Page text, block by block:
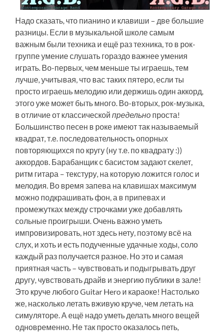
Надо сказать, что пианино и клавиши – две большие
разницы. Если в музыкальной школе самым
важным были техника и ещё раз техника, то в рок-
группе умение слушать гораздо важнее умения
играть. Во-первых, чем меньше ты играешь, тем
лучше, учитывая, что вас таких пятеро, если ты
просто играешь мелодию или держишь один аккорд,
этого уже может быть много. Во-вторых, рок-музыка,
в отличие от классическойпредельно проста!
Большинство песен в роке имеют так называемый
квадрат, т.е. последовательность опорных
повторяющихся по кругу (ну т.е. по квадрату :))
аккордов. Барабанщик с басистом задают скелет,
ритм гитара – текстуру, на которую ложится голос и
мелодия. Во время запева на клавишах максимум
можно подкрашивать фон, а в припевах и
промежутках между строчками уже добавлять
сольные проигрыши. Очень важно уметь
импровизировать, нот здесь нету, поэтому всё на
слух, и хоть и есть подученные удачные ходы, соло
каждый раз получается разное. Но это и самая
приятная часть – чувствовать и подыгрывать друг
другу, чувствовать драйв и энергию публики в зале!
Это круче любого Guitar Hero и караоке! Настолько
же, насколько летать вживую круче, чем летать на
симуляторе. А ещё надо уметь делать много вещей
одновременно. Не так просто оказалось петь,